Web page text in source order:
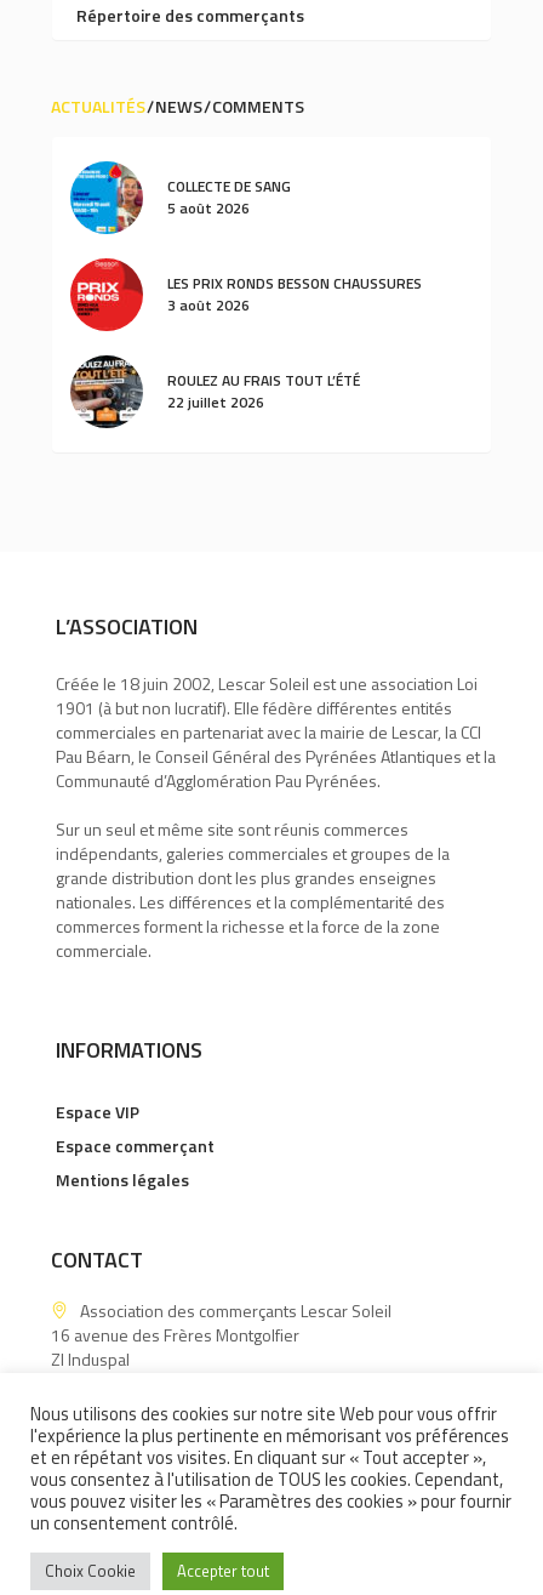
Répertoire des commerçants
ACTUALITÉS NEWS COMMENTS
COLLECTE DE SANG
5 août 2026
LES PRIX RONDS BESSON CHAUSSURES
3 août 2026
ROULEZ AU FRAIS TOUT L’ÉTÉ
22 juillet 2026
L’ASSOCIATION
Créée le 18 juin 2002, Lescar Soleil est une association Loi
1901 (à but non lucratif). Elle fédère différentes entités
commerciales en partenariat avec la mairie de Lescar, la CCI
Pau Béarn, le Conseil Général des Pyrénées Atlantiques et la
Communauté d’Agglomération Pau Pyrénées.
Sur un seul et même site sont réunis commerces
indépendants, galeries commerciales et groupes de la
grande distribution dont les plus grandes enseignes
nationales. Les différences et la complémentarité des
commerces forment la richesse et la force de la zone
commerciale.
INFORMATIONS
Espace VIP
Espace commerçant
Mentions légales
CONTACT
Association des commerçants Lescar Soleil
16 avenue des Frères Montgolfier
ZI Induspal
06.15.60.88.43
Contactez-nous !
POLITIQUE DE CONFIDENTIALITÉ/ ZKDIGITAL © 2021 / ALL RIGHTS
Nous utilisons des cookies sur notre site Web pour vous offrir
l'expérience la plus pertinente en mémorisant vos préférences
et en répétant vos visites. En cliquant sur « Tout accepter »,
vous consentez à l'utilisation de TOUS les cookies. Cependant,
vous pouvez visiter les « Paramètres des cookies » pour fournir
un consentement contrôlé.
Choix Cookie Accepter tout